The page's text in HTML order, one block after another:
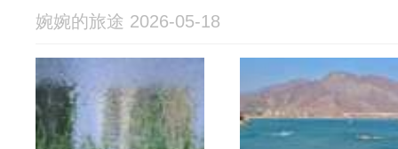
婉婉的旅途 2026-05-18